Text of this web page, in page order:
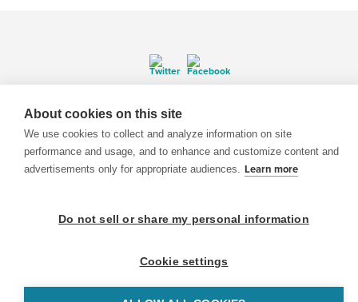
© 1999-2026 BrainPOP. Tous droits réservés.
enseignants is proudly powered by SlipFire Web Development
About cookies on this site
We use cookies to collect and analyze information on site
performance and usage, and to enhance and customize content and
advertisements only for appropriate audiences. Learn more
Do not sell or share my personal information
Cookie settings